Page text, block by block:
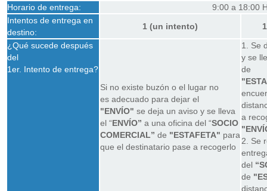
Horario de entrega:
9:00 a 18:00
Intentos de entrega en
destino:
1 (un intento)
¿Qué sucede después
del
1er. Intento de entrega?
Si no existe buzón o el lugar no
es adecuado para dejar el
"ENVÍO" se deja un aviso y se lleva
el “ENVÍO” a una oficina del “SOCIO
COMERCIAL” de "ESTAFETA" para
que el destinatario pase a recogerlo
1. Se
y se
de
a
2. Se
del
de